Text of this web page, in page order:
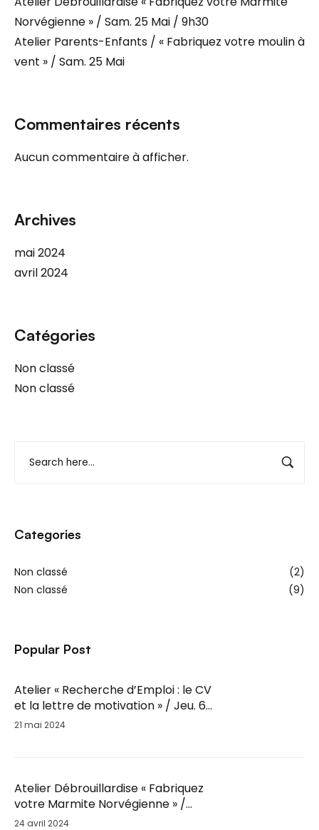
Norvégienne » / Sam. 25 Mai / 9h30
Atelier Parents-Enfants / « Fabriquez votre moulin à
vent » / Sam. 25 Mai
Commentaires récents
Aucun commentaire à afficher.
Archives
mai 2024
avril 2024
Catégories
Non classé
Non classé
Categories
Non classé
(2)
Non classé
(9)
Popular Post
Atelier « Recherche d’Emploi : le CV
et la lettre de motivation » / Jeu. 6
Juin / 14h-16h
21 mai 2024
Atelier Débrouillardise « Fabriquez
votre Marmite Norvégienne » /
Mar. 28 Mai / 18h30
24 avril 2024